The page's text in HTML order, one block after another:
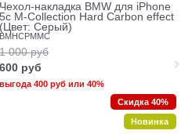
Чехол-накладка BMW для iPhone
5c M-Collection Hard Carbon effect
(Цвет: Серый)
BMHCPMMC
1 000 руб
600 руб
выгода 400 рубили 40%
Скидка 40%
Новинка